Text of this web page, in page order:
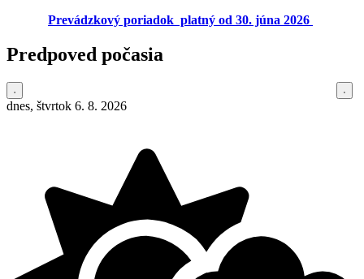
Prevádzkový poriadok platný od 30. júna 2026
Predpoved počasia
dnes, štvrtok 6. 8. 2026